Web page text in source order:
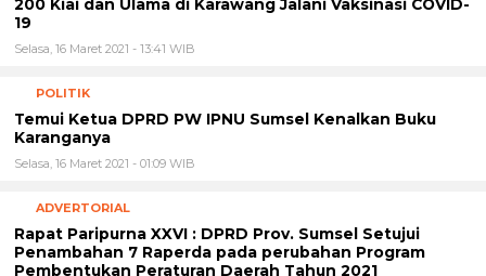
200 Kiai dan Ulama di Karawang Jalani Vaksinasi COVID-
19
Selasa, 16 Maret 2021 - 13:41 WIB
POLITIK
Temui Ketua DPRD PW IPNU Sumsel Kenalkan Buku
Karanganya
Selasa, 16 Maret 2021 - 01:09 WIB
ADVERTORIAL
Rapat Paripurna XXVI : DPRD Prov. Sumsel Setujui
Penambahan 7 Raperda pada perubahan Program
Pembentukan Peraturan Daerah Tahun 2021